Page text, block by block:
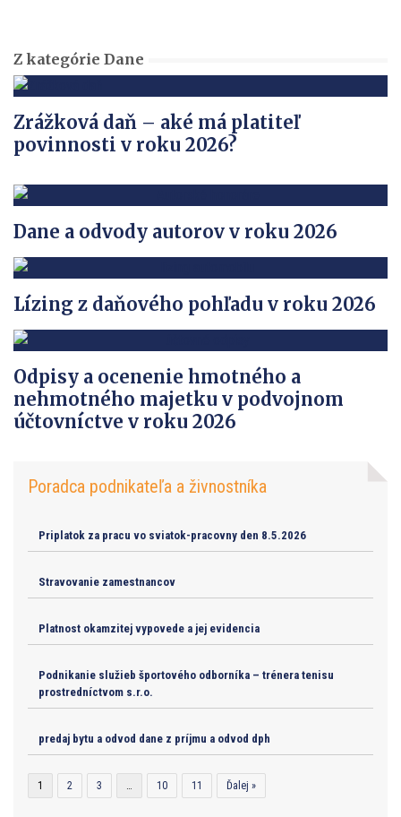
Z kategórie Dane
Zrážková daň – aké má platiteľ
povinnosti v roku 2026?
Dane a odvody autorov v roku 2026
Lízing z daňového pohľadu v roku 2026
Odpisy a ocenenie hmotného a
nehmotného majetku v podvojnom
účtovníctve v roku 2026
Poradca podnikateľa a živnostníka
Priplatok za pracu vo sviatok-pracovny den 8.5.2026
Stravovanie zamestnancov
Platnost okamzitej vypovede a jej evidencia
Podnikanie služieb športového odborníka – trénera tenisu
prostredníctvom s.r.o.
predaj bytu a odvod dane z príjmu a odvod dph
1 2 3 … 10 11 Ďalej »